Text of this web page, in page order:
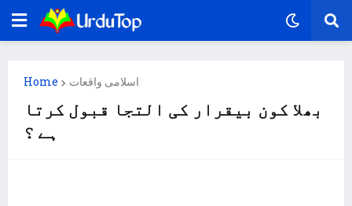
Home اسلامی واقعات
بھلا کون بیقرار کی التجا قبول کرتا
ہے ؟